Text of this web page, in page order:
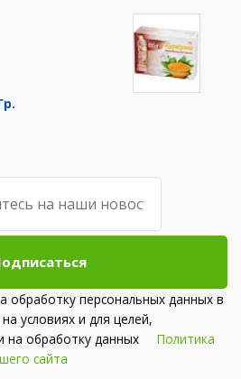
обработку персональных данных в
условиях и для целей,
на обработку данных Политика
сайта